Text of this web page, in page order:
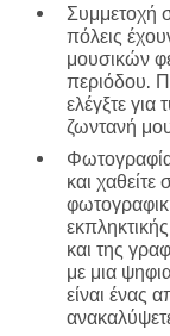
Συμμετοχή
πόλεις
μουσικών
περιόδου.
ελέγξτε για
ζωντανή
και
και της
με μια
είναι ένας